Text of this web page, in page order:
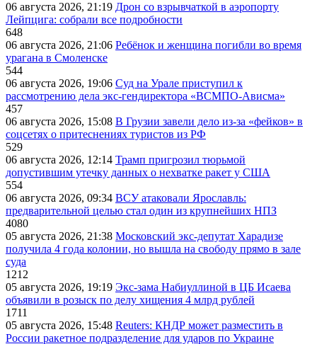
06 августа 2026, 21:19 Дрон со взрывчаткой в аэропорту
Лейпцига: собрали все подробности
648
06 августа 2026, 21:06 Ребёнок и женщина погибли во время
урагана в Смоленске
544
06 августа 2026, 19:06 Суд на Урале приступил к
рассмотрению дела экс-гендиректора «ВСМПО-Ависма»
457
06 августа 2026, 15:08 В Грузии завели дело из-за «фейков» в
соцсетях о притеснениях туристов из РФ
529
06 августа 2026, 12:14 Трамп пригрозил тюрьмой
допустившим утечку данных о нехватке ракет у США
554
06 августа 2026, 09:34 ВСУ атаковали Ярославль:
предварительной целью стал один из крупнейших НПЗ
4080
05 августа 2026, 21:38 Московский экс-депутат Харадизе
получила 4 года колонии, но вышла на свободу прямо в зале
суда
1212
05 августа 2026, 19:19 Экс-зама Набиуллиной в ЦБ Исаева
объявили в розыск по делу хищения 4 млрд рублей
1711
05 августа 2026, 15:48 Reuters: КНДР может разместить в
России ракетное подразделение для ударов по Украине